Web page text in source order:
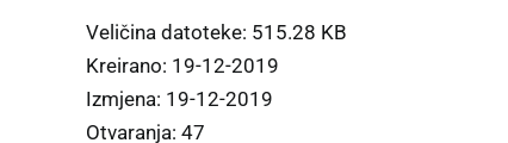
Veličina datoteke: 515.28 KB
Kreirano: 19-12-2019
Izmjena: 19-12-2019
Otvaranja: 47